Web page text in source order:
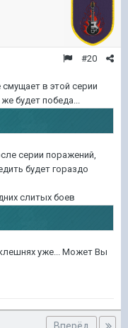
#20
смущает в этой серии
будет победа...
серии поражений,
будет гораздо
слитых боев
уже... Может Вы